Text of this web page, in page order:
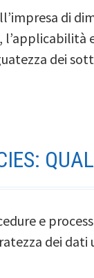
di
dei
e
dei